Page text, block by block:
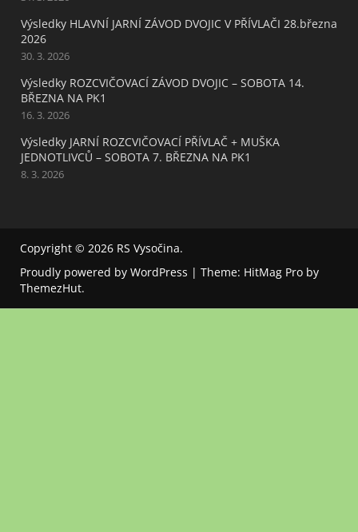
Výsledky HLAVNÍ JARNÍ ZÁVOD DVOJIC V PŘÍVLAČI 28.března
2026
30. 3. 2026
Výsledky ROZCVIČOVACÍ ZÁVOD DVOJIC – SOBOTA 14.
BŘEZNA NA PK1
16. 3. 2026
Výsledky JARNÍ ROZCVIČOVACÍ PŘÍVLAČ + MUŠKA
JEDNOTLIVCŮ – SOBOTA 7. BŘEZNA NA PK1
8. 3. 2026
Copyright © 2026 RS Vysočina.
Proudly powered by WordPress | Theme: HitMag Pro by
ThemezHut.